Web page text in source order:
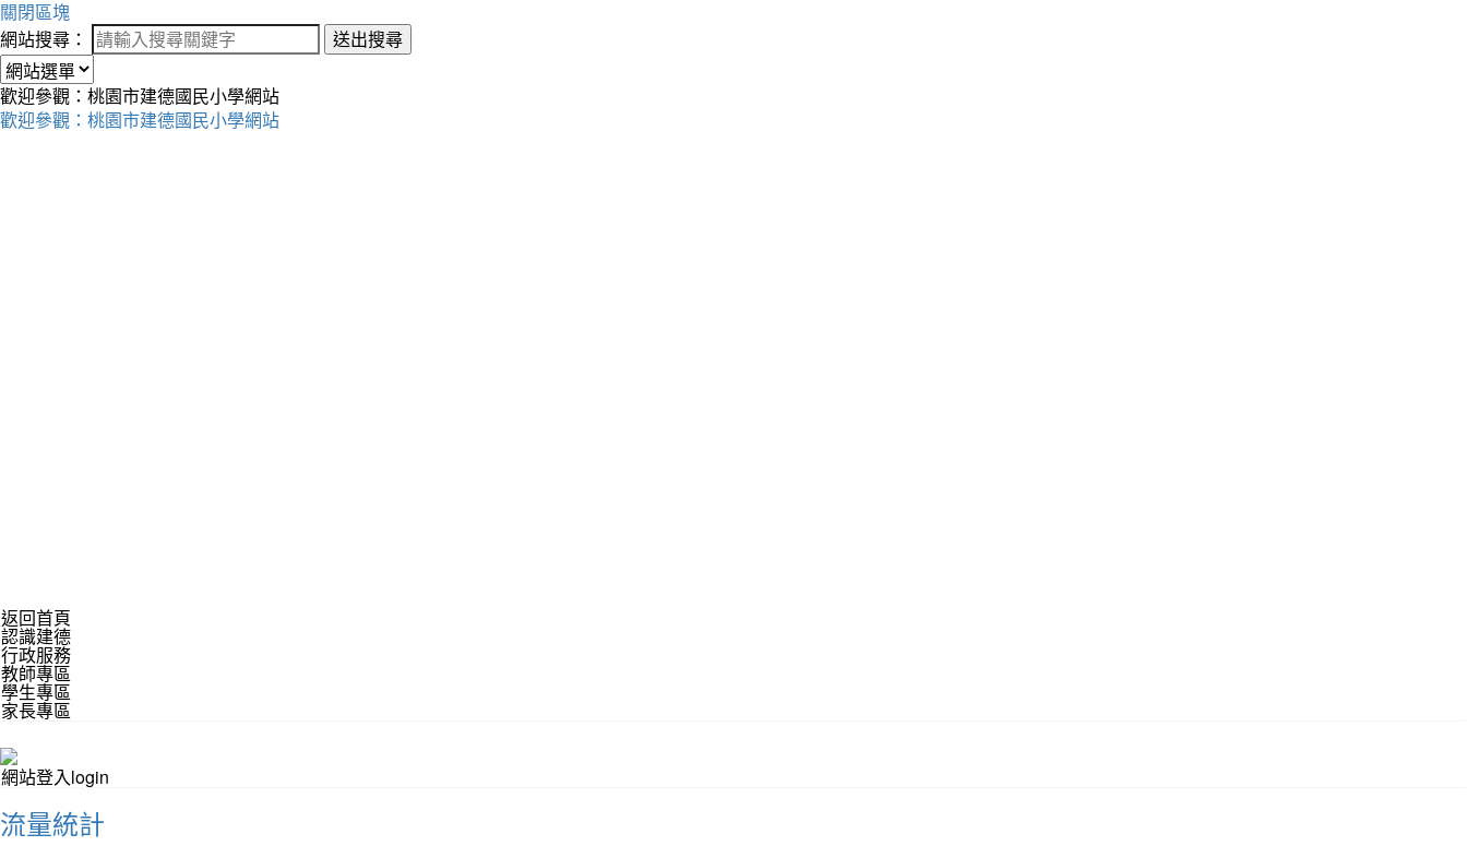
關閉區塊
網站搜尋：
送出搜尋
歡迎參觀：桃園市建德國民小學網站
歡迎參觀：桃園市建德國民小學網站
返回首頁
認識建德
行政服務
教師專區
學生專區
家長專區
網站登入login
流量統計